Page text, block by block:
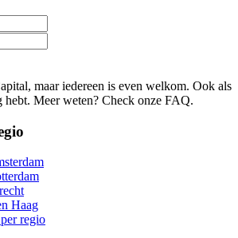
maar iedereen is even welkom. Ook als
hebt. Meer weten? Check onze FAQ.
Haag
regio